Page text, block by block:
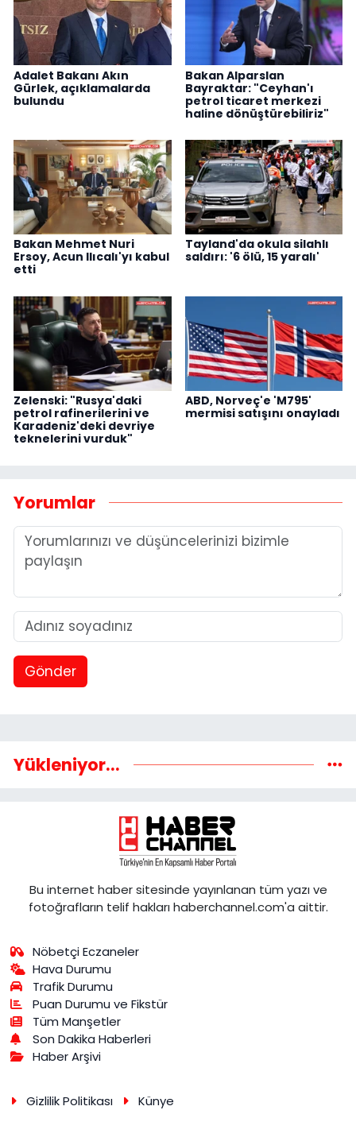
Adalet Bakanı Akın
Gürlek, açıklamalarda
bulundu
Bakan Alparslan
Bayraktar: "Ceyhan'ı
petrol ticaret merkezi
haline dönüştürebiliriz"
Bakan Mehmet Nuri
Ersoy, Acun Ilıcalı'yı kabul
etti
Tayland'da okula silahlı
saldırı: '6 ölü, 15 yaralı'
Zelenski: "Rusya'daki
petrol rafinerilerini ve
Karadeniz'deki devriye
teknelerini vurduk"
ABD, Norveç'e 'M795'
mermisi satışını onayladı
Yorumlar
Gönder
Yükleniyor...
Bu internet haber sitesinde yayınlanan tüm yazı ve
fotoğrafların telif hakları haberchannel.com'a aittir.
Nöbetçi Eczaneler
Hava Durumu
Trafik Durumu
Puan Durumu ve Fikstür
Tüm Manşetler
Son Dakika Haberleri
Haber Arşivi
Gizlilik Politikası Künye